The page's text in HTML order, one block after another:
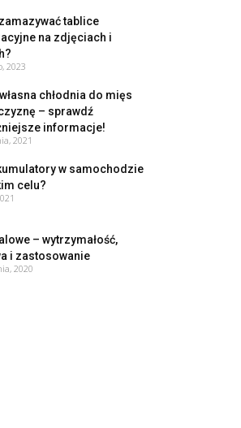
tablice
na zdjęciach i
2023
chłodnia do mięs
– sprawdź
informacje!
2021
w samochodzie
celu?
– wytrzymałość,
i zastosowanie
2020